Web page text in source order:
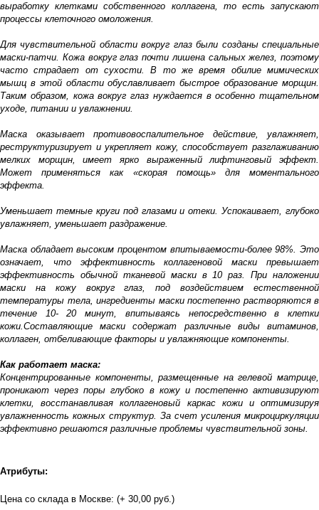
выработку клетками собственного коллагена, то есть запускают
процессы клеточного омоложения.
Для чувствительной области вокруг глаз были созданы специальные
маски-патчи. Кожа вокруг глаз почти лишена сальных желез, поэтому
часто страдает от сухости. В то же время обилие мимических
мышц в этой области обуславливает быстрое образование морщин.
Таким образом, кожа вокруг глаз нуждается в особенно тщательном
уходе, питании и увлажнении.
Маска оказывает противовоспалительное действие, увлажняет,
реструктуризирует и укрепляет кожу, способствует разглаживанию
мелких морщин, имеет ярко выраженный лифтинговый эффект.
Может применяться как «скорая помощь» для моментального
эффекта.
Уменьшает темные круги под глазами и отеки. Успокаивает, глубоко
увлажняет, уменьшает раздражение.
Маска обладает высоким процентом впитываемости-более 98%. Это
означает, что эффективность коллагеновой маски превышает
эффективность обычной тканевой маски в 10 раз. При наложении
маски на кожу вокруг глаз, под воздействием естественной
температуры тела, ингредиенты маски постепенно растворяются в
течение 10- 20 минут, впитываясь непосредственно в клетки
кожи.Составляющие маски содержат различные виды витаминов,
коллаген, отбеливающие факторы и увлажняющие компоненты.
Как работает маска:
Концентрированные компоненты, размещенные на гелевой матрице,
проникают через поры глубоко в кожу и постепенно активизируют
клетки, восстанавливая коллагеновый каркас кожи и оптимизируя
увлажненность кожных структур. За счет усиления микроциркуляции
эффективно решаются различные проблемы чувствительной зоны.
Атрибуты:
Цена со склада в Москве: (+ 30,00 руб.)